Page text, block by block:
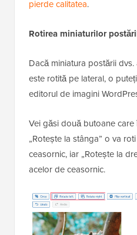
pierde calitatea.
Rotirea miniaturilor
Dacă miniatura postării
este rotită pe lateral, o
editorul de imagini
Vei găsi două butoane care
„Rotește la stânga” o va
ceasornic, iar „Rotește la
acelor de ceasornic.